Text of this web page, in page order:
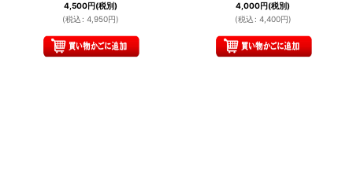
4,500円(税別)
(税込 : 4,950円)
4,000円(税別)
(税込 : 4,400円)